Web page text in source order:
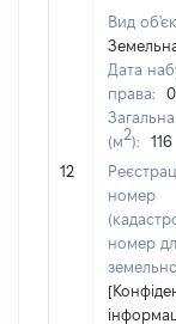
12
Вид
Дата
права:
(м2):
116
номер
номер